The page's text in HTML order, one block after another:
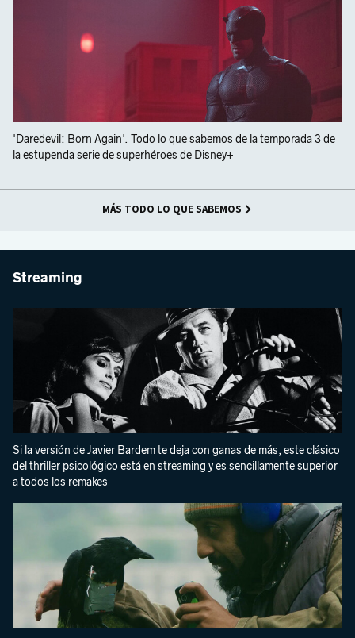
'Daredevil: Born Again'. Todo lo que sabemos de la temporada 3 de
la estupenda serie de superhéroes de Disney+
MÁS TODO LO QUE SABEMOS
Streaming
Si la versión de Javier Bardem te deja con ganas de más, este clásico
del thriller psicológico está en streaming y es sencillamente superior
a todos los remakes